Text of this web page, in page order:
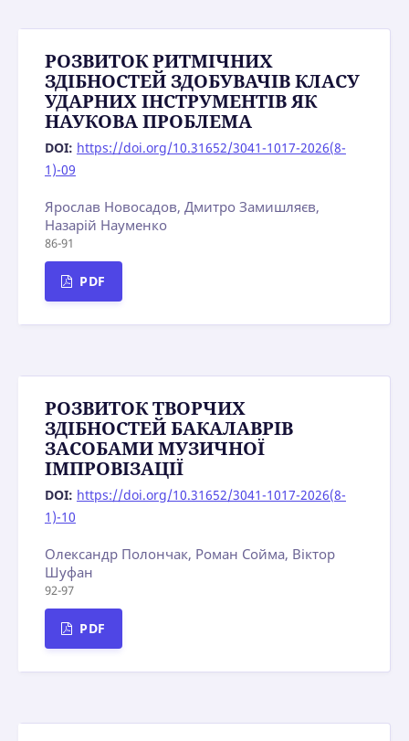
РОЗВИТОК РИТМІЧНИХ
ЗДІБНОСТЕЙ ЗДОБУВАЧІВ КЛАСУ
УДАРНИХ ІНСТРУМЕНТІВ ЯК
НАУКОВА ПРОБЛЕМА
DOI: https://doi.org/10.31652/3041-1017-2026(8-
1)-09
Ярослав Новосадов, Дмитро Замишляєв,
Назарій Науменко
86-91
PDF
РОЗВИТОК ТВОРЧИХ
ЗДІБНОСТЕЙ БАКАЛАВРІВ
ЗАСОБАМИ МУЗИЧНОЇ
ІМПРОВІЗАЦІЇ
DOI: https://doi.org/10.31652/3041-1017-2026(8-
1)-10
Олександр Полончак, Роман Сойма, Віктор
Шуфан
92-97
PDF